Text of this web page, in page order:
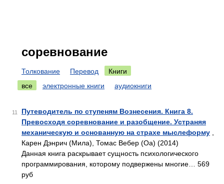
соревнование
Толкование Перевод
Книги
все
электронные книги аудиокниги
11
Путеводитель по ступеням Вознесения. Книга 8.
Превосходя соревнование и разобщение. Устраняя
механическую и основанную на страхе мыслеформу
Карен Дэнрич (Мила), Томас Вебер (Оа) (2014)
Данная книга раскрывает сущность психологического
программирования, которому подвержены многие… 569
руб